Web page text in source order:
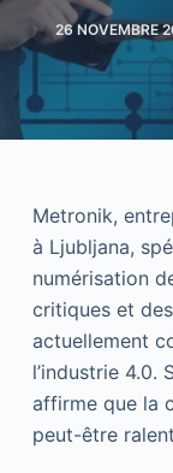
t
n
u
26 NOVEMBRE
Metronik,
à Ljubljana,
numérisation
critiques et
actuellement
l’industrie 4.0.
affirme que la
peut-être